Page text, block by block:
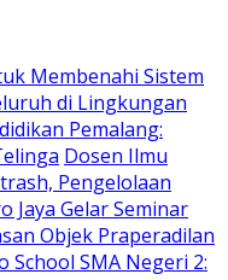
Membenahi Sistem
di Lingkungan
Pemalang:
Dosen Ilmu
Pengelolaan
Jaya Gelar Seminar
Objek Praperadilan
School SMA Negeri 2: